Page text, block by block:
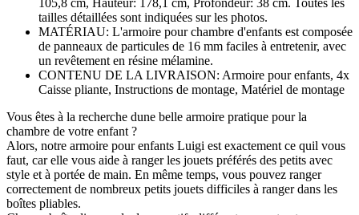
tailles détaillées sont indiquées sur les photos.
MATÉRIAU: L'armoire pour chambre d'enfants est composée
de panneaux de particules de 16 mm faciles à entretenir, avec
un revêtement en résine mélamine.
CONTENU DE LA LIVRAISON: Armoire pour enfants, 4x
Caisse pliante, Instructions de montage, Matériel de montage
Vous êtes à la recherche dune belle armoire pratique pour la
chambre de votre enfant ?
Alors, notre armoire pour enfants Luigi est exactement ce quil vous
faut, car elle vous aide à ranger les jouets préférés des petits avec
style et à portée de main. En même temps, vous pouvez ranger
correctement de nombreux petits jouets difficiles à ranger dans les
boîtes pliables.